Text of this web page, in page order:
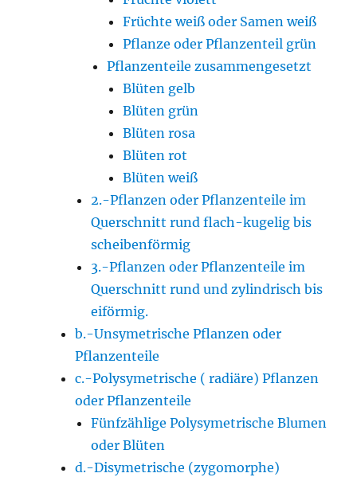
Früchte weiß oder Samen weiß
Pflanze oder Pflanzenteil grün
Pflanzenteile zusammengesetzt
Blüten gelb
Blüten grün
Blüten rosa
Blüten rot
Blüten weiß
2.-Pflanzen oder Pflanzenteile im
Querschnitt rund flach-kugelig bis
scheibenförmig
3.-Pflanzen oder Pflanzenteile im
Querschnitt rund und zylindrisch bis
eiförmig.
b.-Unsymetrische Pflanzen oder
Pflanzenteile
c.-Polysymetrische ( radiäre) Pflanzen
oder Pflanzenteile
Fünfzählige Polysymetrische Blumen
oder Blüten
d.-Disymetrische (zygomorphe)